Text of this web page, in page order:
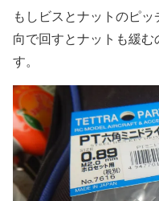
もしビスとナットのピ
向で回すとナットも緩
す。